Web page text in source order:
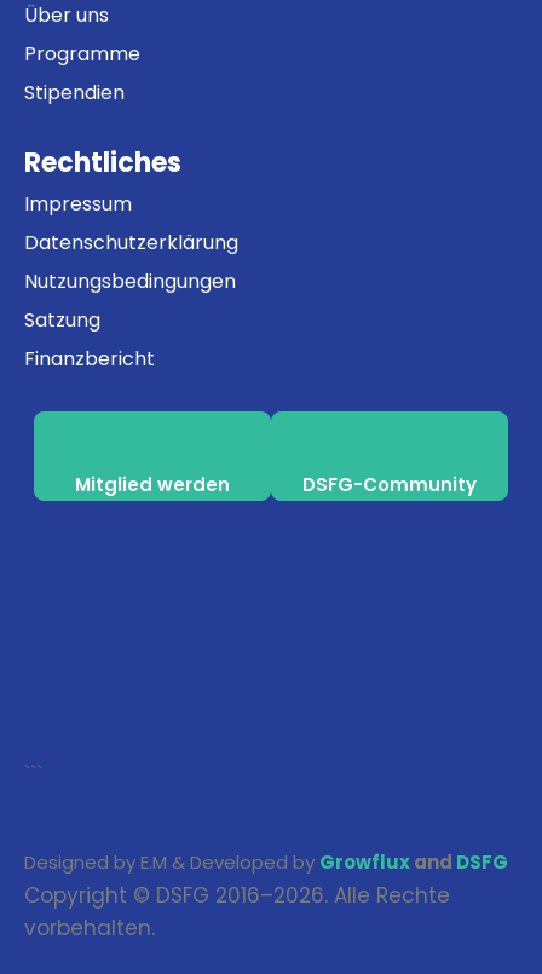
Über uns
Programme
Stipendien
Rechtliches
Impressum
Datenschutzerklärung
Nutzungsbedingungen
Satzung
Finanzbericht
Mitglied werden DSFG-Community
```
Designed by E.M & Developed by Growfluxand DSFG
Copyright © DSFG 2016–2026. Alle Rechte
vorbehalten.